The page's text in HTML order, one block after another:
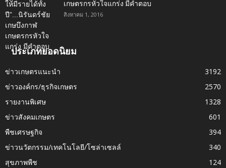
เกษตรกรหัวใจแกร่ง มีคำตอบ
สิงหาคม 1, 2016
ประเภทยอดนิยม
ข่าวเกษตรแนะนำ
3192
ข่าวองค์กร/ธุรกิจเกษตร
2570
รายงานพิเศษ
1328
ข่าวสังคมเกษตร
601
พืชเศรษฐกิจ
394
ข่าวนวัตกรรม/เทคโนโลยี/โซล่าเซลล์
340
สุขภาพพืช
124